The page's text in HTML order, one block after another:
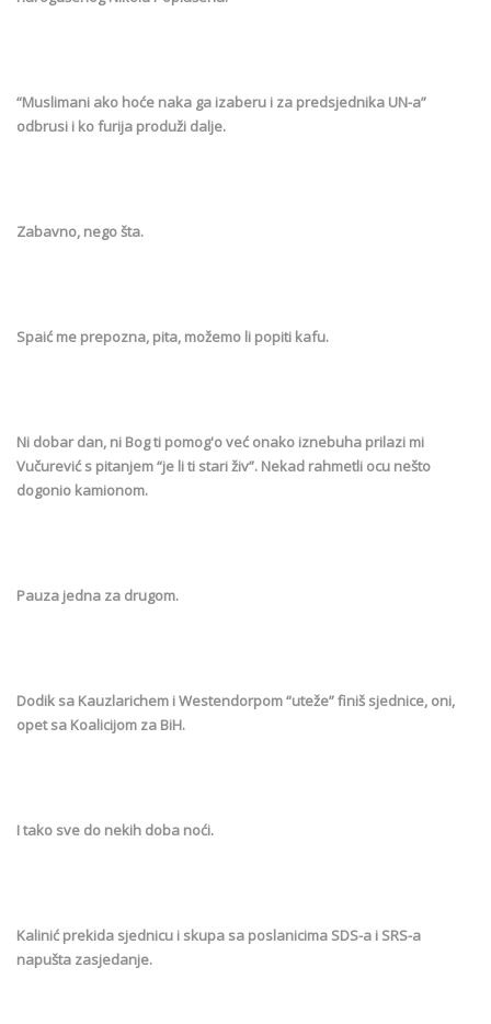
“Muslimani ako hoće naka ga izaberu i za predsjednika UN-a”
odbrusi i ko furija produži dalje.
Zabavno, nego šta.
Spaić me prepozna, pita, možemo li popiti kafu.
Ni dobar dan, ni Bog ti pomog'o već onako iznebuha prilazi mi
Vučurević s pitanjem “je li ti stari živ”. Nekad rahmetli ocu nešto
dogonio kamionom.
Pauza jedna za drugom.
Dodik sa Kauzlarichem i Westendorpom “uteže” finiš sjednice, oni,
opet sa Koalicijom za BiH.
I tako sve do nekih doba noći.
Kalinić prekida sjednicu i skupa sa poslanicima SDS-a i SRS-a
napušta zasjedanje.